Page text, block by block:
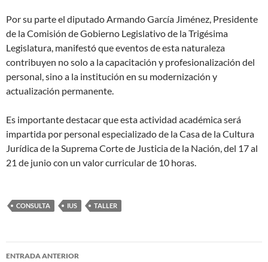
Por su parte el diputado Armando García Jiménez, Presidente
de la Comisión de Gobierno Legislativo de la Trigésima
Legislatura, manifestó que eventos de esta naturaleza
contribuyen no solo a la capacitación y profesionalización del
personal, sino a la institución en su modernización y
actualización permanente.
Es importante destacar que esta actividad académica será
impartida por personal especializado de la Casa de la Cultura
Jurídica de la Suprema Corte de Justicia de la Nación, del 17 al
21 de junio con un valor curricular de 10 horas.
CONSULTA IUS TALLER
Navegación
ENTRADA ANTERIOR